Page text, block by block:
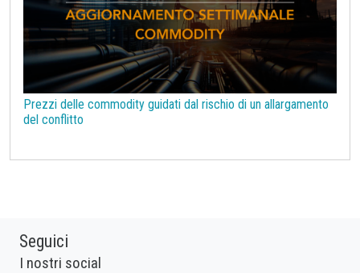
Prezzi delle commodity guidati dal rischio di un allargamento
del conflitto
Seguici
I nostri social